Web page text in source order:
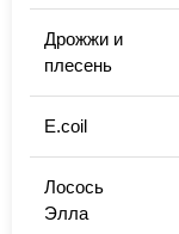
Дрожжи и
плесень
E.coil
Лосось
Элла